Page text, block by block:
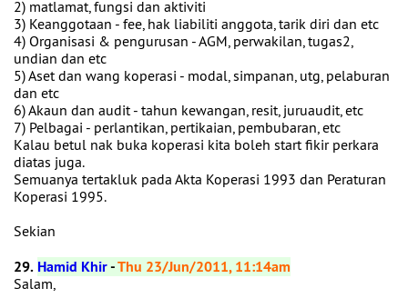
2) matlamat, fungsi dan aktiviti
3) Keanggotaan - fee, hak liabiliti anggota, tarik diri dan etc
4) Organisasi & pengurusan - AGM, perwakilan, tugas2,
undian dan etc
5) Aset dan wang koperasi - modal, simpanan, utg, pelaburan
dan etc
6) Akaun dan audit - tahun kewangan, resit, juruaudit, etc
7) Pelbagai - perlantikan, pertikaian, pembubaran, etc
Kalau betul nak buka koperasi kita boleh start fikir perkara
diatas juga.
Semuanya tertakluk pada Akta Koperasi 1993 dan Peraturan
Koperasi 1995.
Sekian
29. Hamid Khir-Thu 23/Jun/2011, 11:14am
Salam,